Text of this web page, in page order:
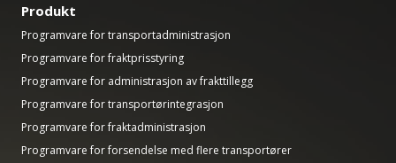
Produkt
Programvare for transportadministrasjon
Programvare for fraktprisstyring
Programvare for administrasjon av frakttillegg
Programvare for transportørintegrasjon
Programvare for fraktadministrasjon
Programvare for forsendelse med flere transportører